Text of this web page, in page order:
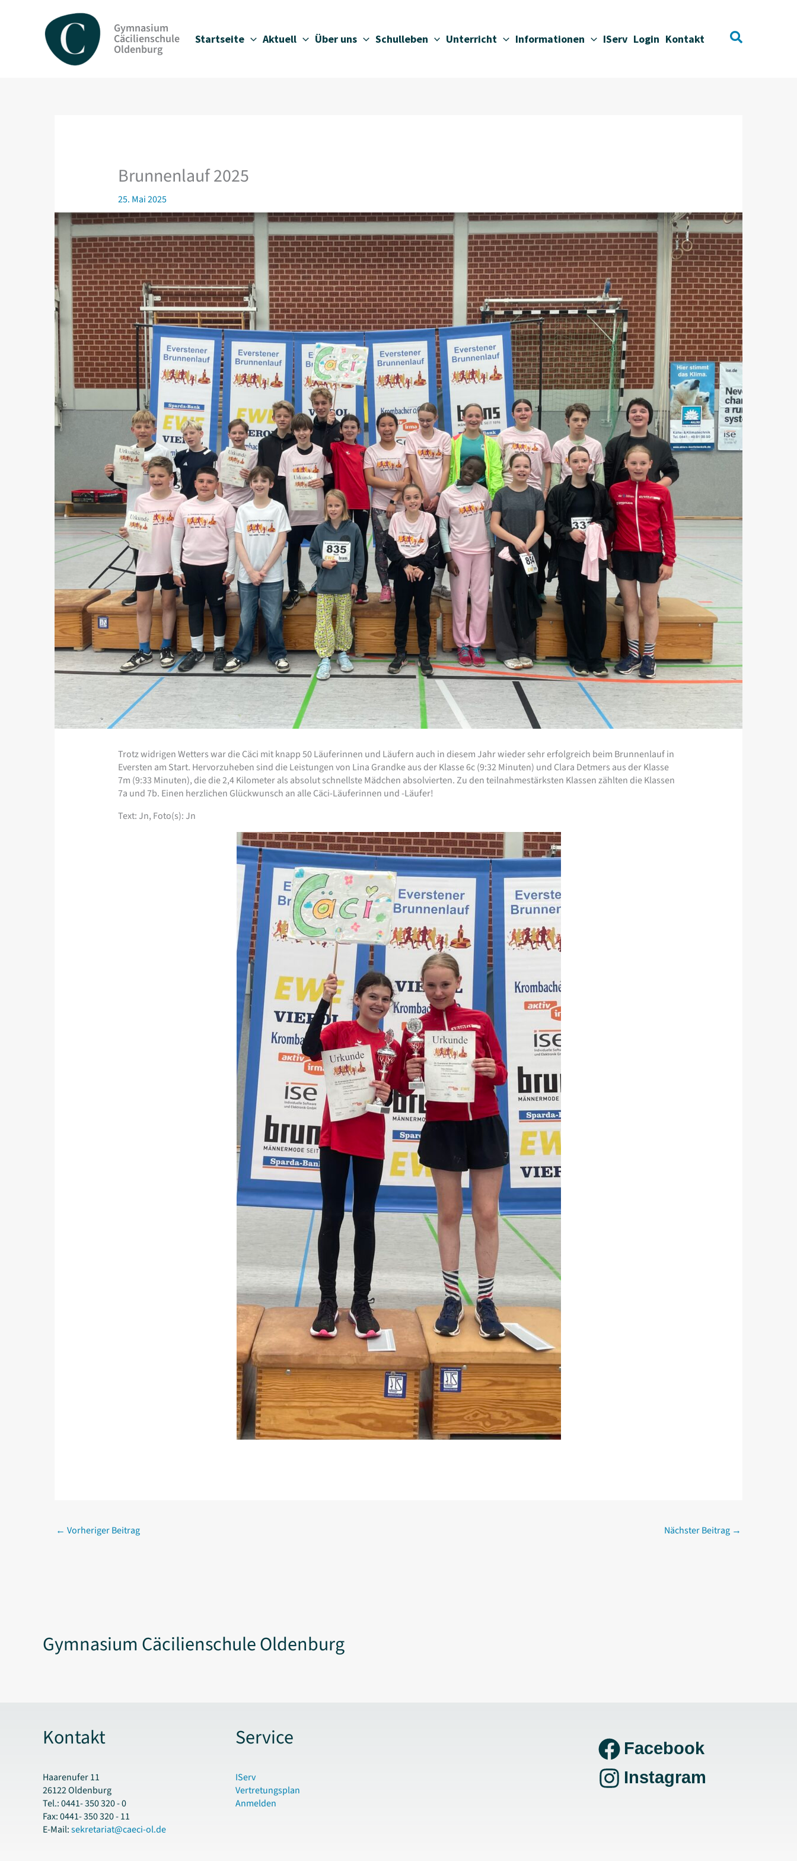
Gymnasium
Cäcilienschule
Oldenburg
Startseite Aktuell Über uns Schulleben Unterricht Informationen IServ Login Kontakt Suchen
Brunnenlauf 2025
25. Mai 2025
Trotz widrigen Wetters war die Cäci mit knapp 50 Läuferinnen und Läufern auch in diesem Jahr wieder sehr erfolgreich beim Brunnenlauf in
Eversten am Start. Hervorzuheben sind die Leistungen von Lina Grandke aus der Klasse 6c (9:32 Minuten) und Clara Detmers aus der Klasse
7m (9:33 Minuten), die die 2,4 Kilometer als absolut schnellste Mädchen absolvierten. Zu den teilnahmestärksten Klassen zählten die Klassen
7a und 7b. Einen herzlichen Glückwunsch an alle Cäci-Läuferinnen und -Läufer!
Text: Jn, Foto(s): Jn
← Vorheriger Beitrag Nächster Beitrag →
Gymnasium Cäcilienschule Oldenburg
Kontakt
Haarenufer 11
26122 Oldenburg
Tel.: 0441- 350 320 - 0
Fax: 0441- 350 320 - 11
E-Mail:sekretariat@caeci-ol.de
Service
IServ
Vertretungsplan
Anmelden
Facebook
Instagram